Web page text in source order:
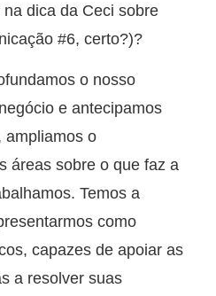
dica da Ceci sobre
#6, certo?)?
o nosso
e antecipamos
ampliamos o
áreas sobre o que faz a
Temos a
como
capazes de apoiar as
a resolver suas